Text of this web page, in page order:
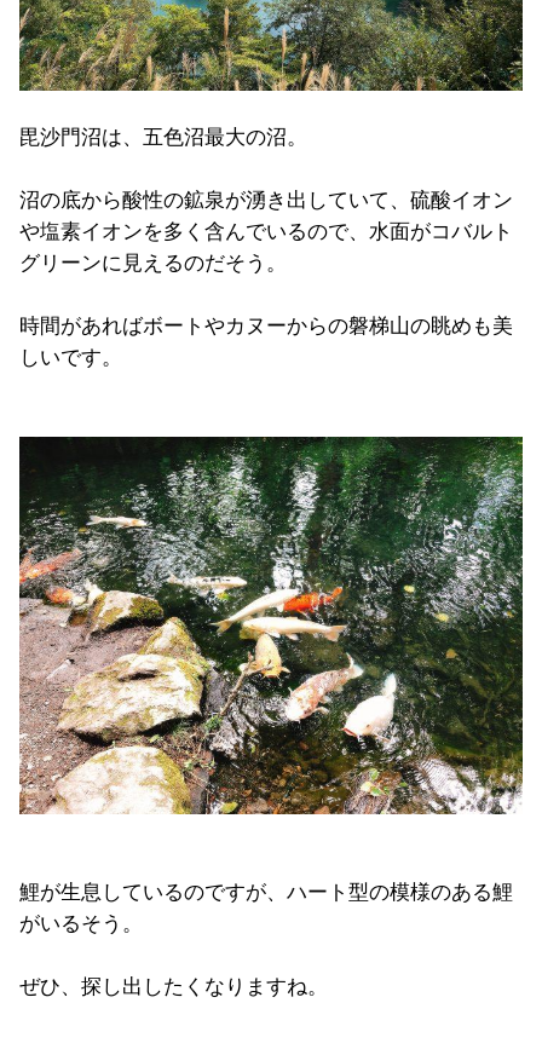
毘沙門沼は、五色沼最大の沼。
沼の底から酸性の鉱泉が湧き出していて、硫酸イオン
や塩素イオンを多く含んでいるので、水面がコバルト
グリーンに見えるのだそう。
時間があればボートやカヌーからの磐梯山の眺めも美
しいです。
鯉が生息しているのですが、ハート型の模様のある鯉
がいるそう。
ぜひ、探し出したくなりますね。